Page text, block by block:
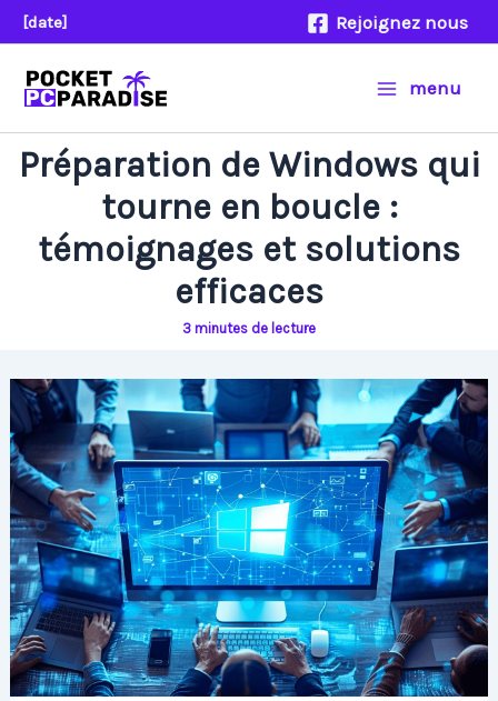
Aller
au
contenu
[date] Rejoignez nous
menu
Préparation de Windows qui
tourne en boucle :
témoignages et solutions
efficaces
3 minutes de lecture